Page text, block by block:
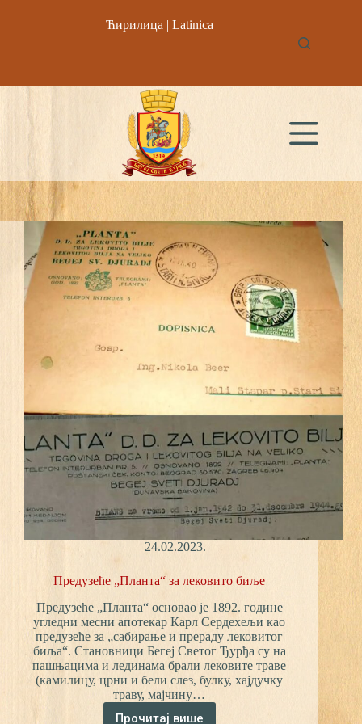
Ћирилица | Latinica
24.02.2023.
Предузеће „Планта“ за лековито биље
Предузеће „Планта“ основао је 1892. године
угледни месни апотекар Карл Сердехељи као
предузеће за „сабирање и прераду лековитог
биља“. Становници Бегеј Светог Ђурђа су на
пашњацима и лединама брали лековите траве
(камилицу, црни и бели слез, булку, хајдучку
траву, мајчину…
Прочитај више